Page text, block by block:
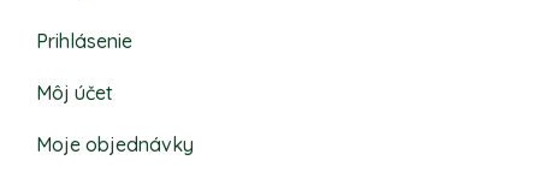
Prihlásenie
Môj účet
Moje objednávky